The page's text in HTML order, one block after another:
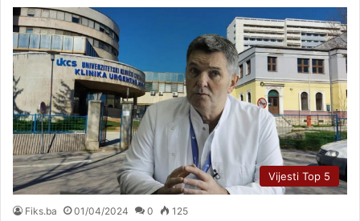
Vijesti Top 5
Fiks.ba 01/04/2024 0 125